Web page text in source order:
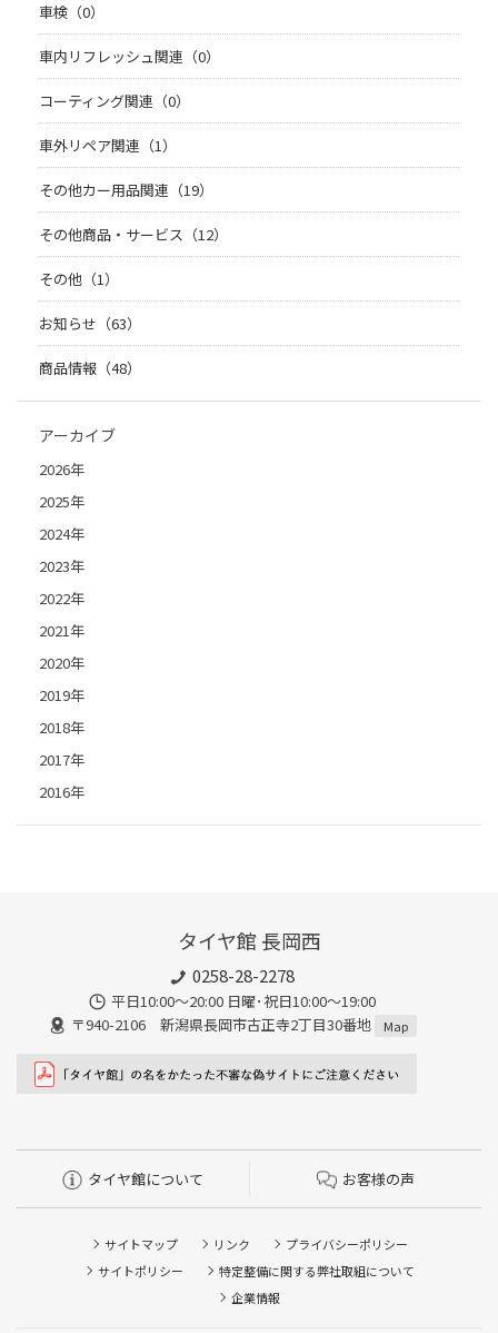
車検（0）
車内リフレッシュ関連（0）
コーティング関連（0）
車外リペア関連（1）
その他カー用品関連（19）
その他商品・サービス（12）
その他（1）
お知らせ（63）
商品情報（48）
アーカイブ
2026年
2025年
2024年
2023年
2022年
2021年
2020年
2019年
2018年
2017年
2016年
タイヤ館 長岡西
0258-28-2278
平日10:00～20:00 日曜･祝日10:00～19:00
〒940-2106 新潟県長岡市古正寺2丁目30番地
Map
タイヤ館について お客様の声
サイトマップ リンク
プライバシーポリシー
サイトポリシー
特定整備に関する弊社取組について
企業情報